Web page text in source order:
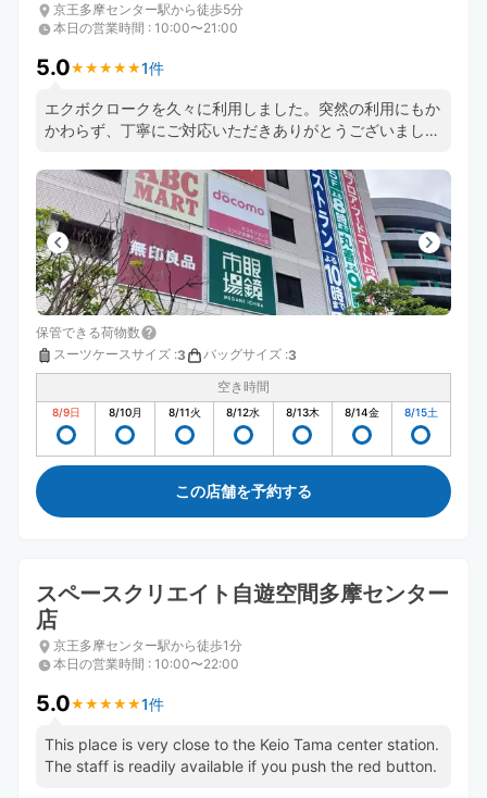
京王多摩センター駅から徒歩5分
本日の営業時間 : 10:00〜21:00
5.0★ ★ ★ ★ ★
★ ★ ★ ★ ★1件
エクボクロークを久々に利用しました。突然の利用にもか
かわらず、丁寧にご対応いただきありがとうございまし
保管できる荷物数
スーツケースサイズ :3 バッグサイズ :3
空き時間
8/9日 8/10月 8/11火 8/12水 8/13木 8/14金 8/15土
この店舗を予約する
スペースクリエイト自遊空間多摩センター
店
京王多摩センター駅から徒歩1分
本日の営業時間 : 10:00〜22:00
5.0★ ★ ★ ★ ★
★ ★ ★ ★ ★1件
This place is very close to the Keio Tama center station.
The staff is readily available if you push the red button.